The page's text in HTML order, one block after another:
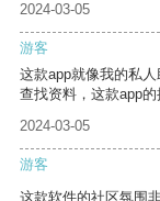
2024-03-05
游客
这款app就像我的私
查找资料，这款app
2024-03-05
游客
这款软件的社区氛围